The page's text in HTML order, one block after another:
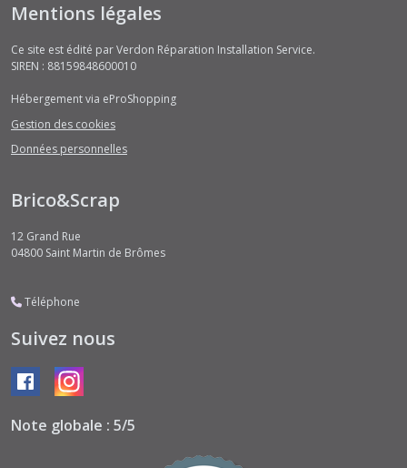
Mentions légales
Ce site est édité par Verdon Réparation Installation Service.
SIREN : 88159848600010
Hébergement via eProShopping
Gestion des cookies
Données personnelles
Brico&Scrap
12 Grand Rue
04800 Saint Martin de Brômes
Téléphone
Suivez nous
Note globale : 5/5